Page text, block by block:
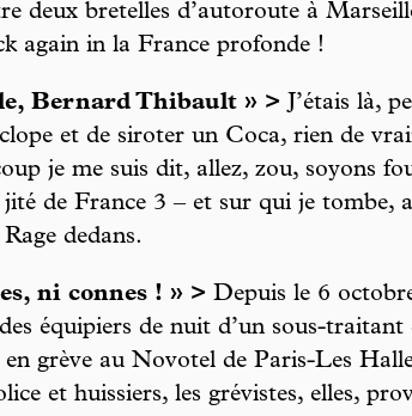
deux bretelles d’autoroute à
again in la France profonde !
Bernard Thibault » > J’étais là,
et de siroter un Coca, rien de
je me suis dit, allez, zou, soyons
de France 3 – et sur qui je tombe,
dedans.
ni connes ! » > Depuis le 6
équipiers de nuit d’un sous-
grève au Novotel de Paris-Les
et huissiers, les grévistes, elles,